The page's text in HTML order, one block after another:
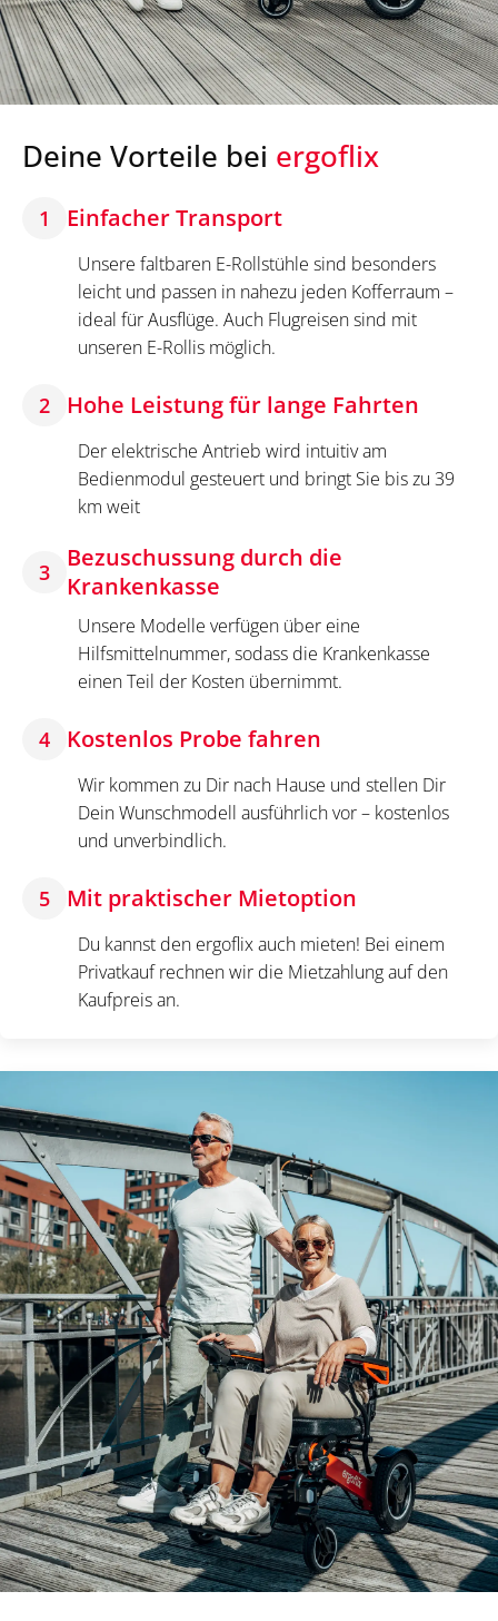
Deine Vorteile bei ergoflix
1 Einfacher Transport
Unsere faltbaren E-Rollstühle sind besonders
leicht und passen in nahezu jeden Kofferraum –
ideal für Ausflüge. Auch Flugreisen sind mit
unseren E-Rollis möglich.
2 Hohe Leistung für lange Fahrten
Der elektrische Antrieb wird intuitiv am
Bedienmodul gesteuert und bringt Sie bis zu 39
km weit
3
Bezuschussung durch die
Krankenkasse
Unsere Modelle verfügen über eine
Hilfsmittelnummer, sodass die Krankenkasse
einen Teil der Kosten übernimmt.
4 Kostenlos Probe fahren
Wir kommen zu Dir nach Hause und stellen Dir
Dein Wunschmodell ausführlich vor – kostenlos
und unverbindlich.
5 Mit praktischer Mietoption
Du kannst den ergoflix auch mieten! Bei einem
Privatkauf rechnen wir die Mietzahlung auf den
Kaufpreis an.